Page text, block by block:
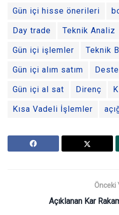
Gün içi hisse önerileri
Day trade Teknik Analiz
Gün içi işlemler Teknik
Gün içi alım satım
Gün içi al sat Direnç
Kısa Vadeli İşlemler
Önceki
Açıklanan Kar